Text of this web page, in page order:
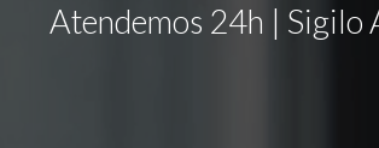
Atendemos 24h | Sigilo